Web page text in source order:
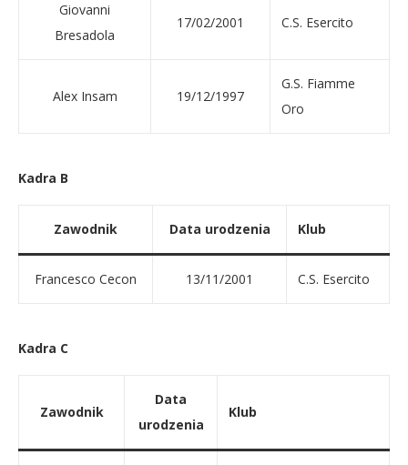
Giovanni
Bresadola
17/02/2001 C.S. Esercito
Alex Insam 19/12/1997
G.S. Fiamme
Oro
Kadra B
Zawodnik Data urodzenia Klub
Francesco Cecon 13/11/2001 C.S. Esercito
Kadra C
Zawodnik
Data
urodzenia
Klub